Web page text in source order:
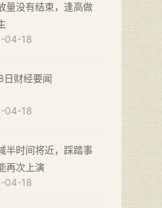
量没有结束，逢高做
04-18
日财经要闻
04-18
半时间将近，踩踏事
再次上演
04-18